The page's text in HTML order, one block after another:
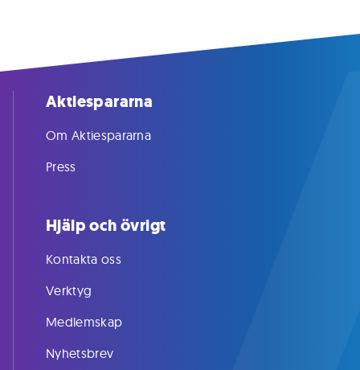
Aktiespararna
Om Aktiespararna
Press
Hjälp och övrigt
Kontakta oss
Verktyg
Medlemskap
Nyhetsbrev